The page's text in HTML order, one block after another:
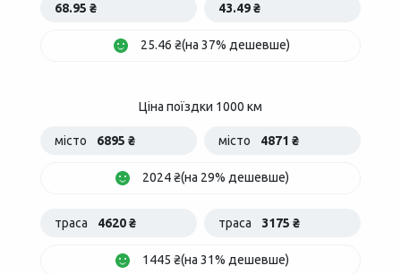
68.95 ₴ 43.49 ₴
25.46 ₴(на 37% дешевше)
Ціна поїздки 1000 км
місто 6895 ₴ місто 4871 ₴
2024 ₴(на 29% дешевше)
траса 4620 ₴ траса 3175 ₴
1445 ₴(на 31% дешевше)